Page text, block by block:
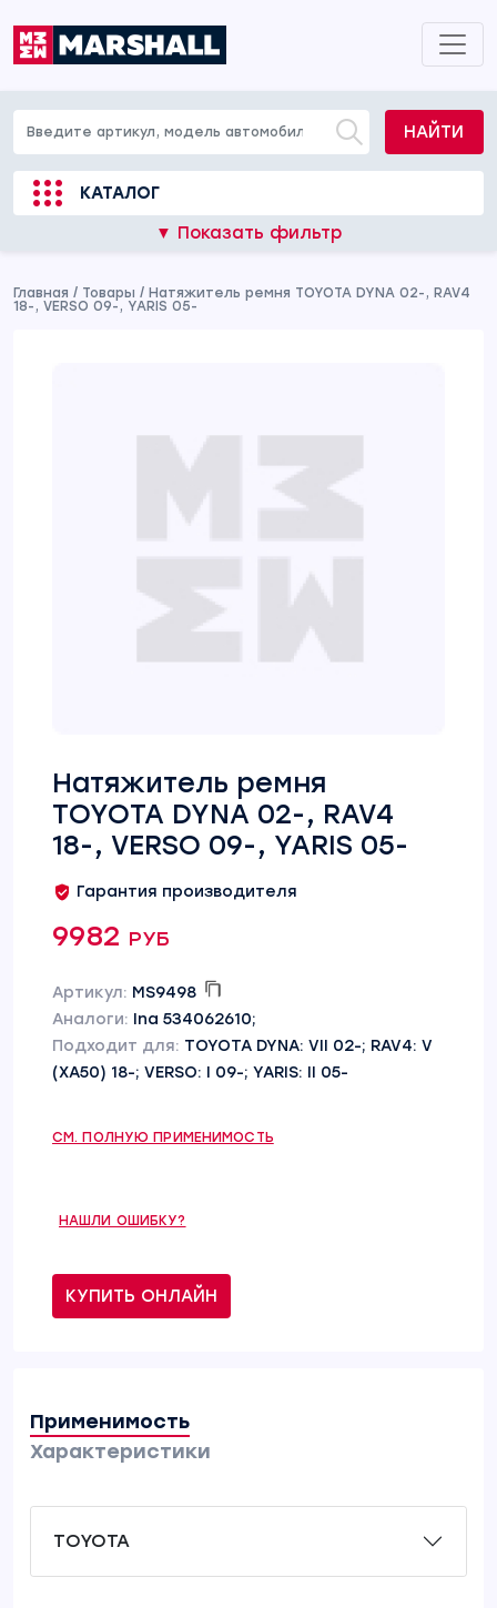
НАЙТИ
КАТАЛОГ
▼ Показать фильтр
Главная / Товары / Натяжитель ремня TOYOTA DYNA 02-, RAV4
18-, VERSO 09-, YARIS 05-
Натяжитель ремня
TOYOTA DYNA 02-, RAV4
18-, VERSO 09-, YARIS 05-
Гарантия производителя
9982 руб
Артикул: MS9498
Аналоги: Ina 534062610;
Подходит для: TOYOTA DYNA: VII 02-; RAV4: V
(XA50) 18-; VERSO: I 09-; YARIS: II 05-
СМ. ПОЛНУЮ ПРИМЕНИМОСТЬ
НАШЛИ ОШИБКУ?
КУПИТЬ ОНЛАЙН
Применимость
Характеристики
TOYOTA